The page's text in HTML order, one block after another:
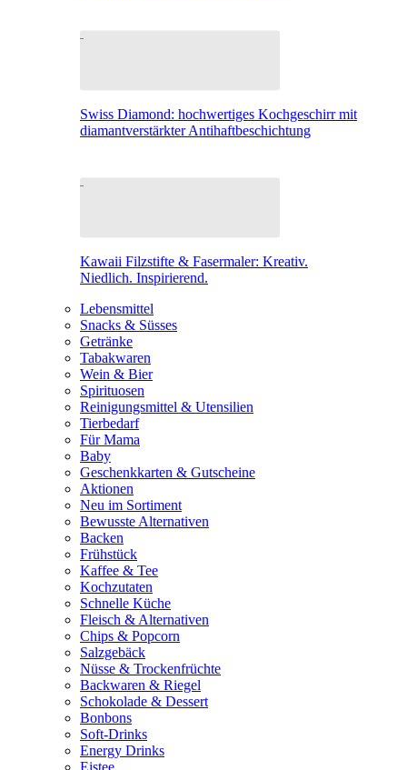
Swiss Diamond: hochwertiges Kochgeschirr mit
diamantverstärkter Antihaftbeschichtung
Kawaii Filzstifte & Fasermaler: Kreativ.
Niedlich. Inspirierend.
Lebensmittel
Snacks & Süsses
Getränke
Tabakwaren
Wein & Bier
Spirituosen
Reinigungsmittel & Utensilien
Tierbedarf
Für Mama
Baby
Geschenkkarten & Gutscheine
Aktionen
Neu im Sortiment
Bewusste Alternativen
Backen
Frühstück
Kaffee & Tee
Kochzutaten
Schnelle Küche
Fleisch & Alternativen
Chips & Popcorn
Salzgebäck
Nüsse & Trockenfrüchte
Backwaren & Riegel
Schokolade & Dessert
Bonbons
Soft-Drinks
Energy Drinks
Eistee